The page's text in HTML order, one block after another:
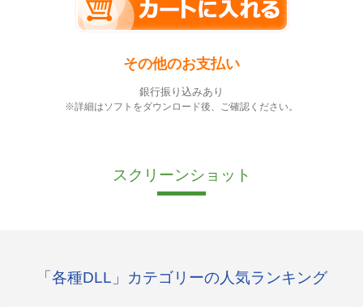
その他のお支払い
銀行振り込みあり
※詳細はソフトをダウンロード後、ご確認ください。
スクリーンショット
「各種DLL」カテゴリーの人気ランキング